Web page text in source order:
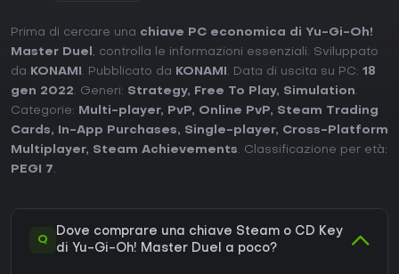
Prima di cercare una chiave PC economica di Yu-Gi-Oh!
Master Duel , controlla le informazioni essenziali. Sviluppato
da
KONAMI . Pubblicato da KONAMI . Data di uscita su PC: 18
gen 2022. Generi: Strategy, Free To Play, Simulation.
Categorie:
Multi-player, PvP, Online PvP, Steam Trading
Cards, In-App Purchases, Single-player, Cross-Platform
Multiplayer, Steam Achievements. Classificazione per età:
PEGI 7.
Q
Dove comprare una chiave Steam o CD Key
di Yu-Gi-Oh! Master Duel a poco?